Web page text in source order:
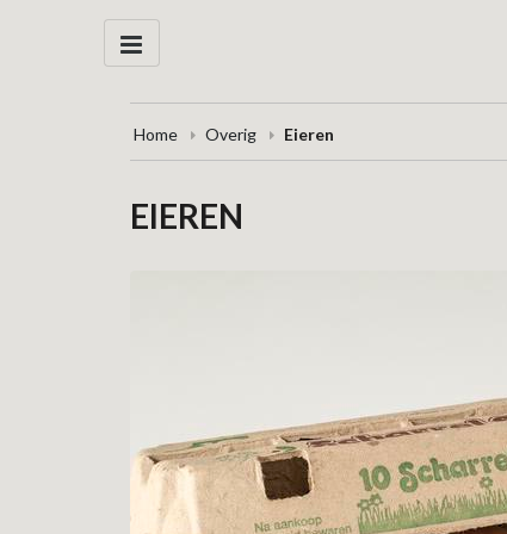
Home Overig Eieren
EIEREN